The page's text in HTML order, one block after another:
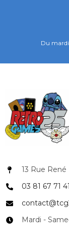
Du mardi
13 Rue
03 81 67 71 41
Mardi -